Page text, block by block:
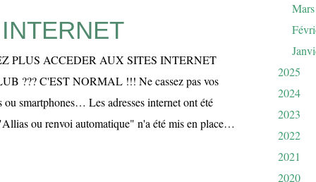
PLUS ACCEDER AUX SITES INTERNET
??? C'EST NORMAL !!! Ne cassez pas vos
ou smartphones… Les adresses internet ont été
ou renvoi automatique" n'a été mis en place…
Mars
2025
2024
2023
2022
2021
2020